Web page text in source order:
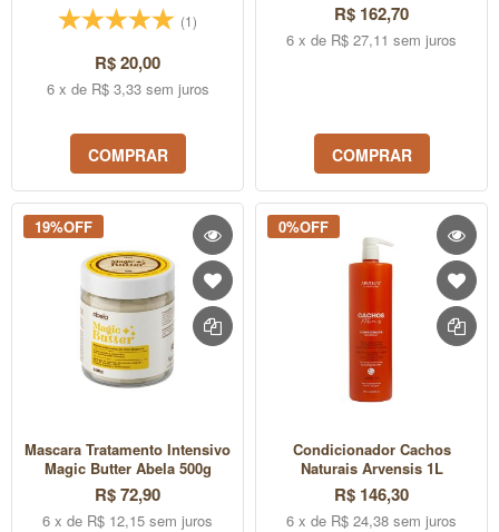
(1)
R$ 20,00
6 x de R$ 3,33 sem juros
COMPRAR
R$ 162,70
6 x de R$ 27,11 sem juros
COMPRAR
19%OFF
Mascara Tratamento Intensivo
Magic Butter Abela 500g
R$ 72,90
6 x de R$ 12,15 sem juros
0%OFF
Condicionador Cachos
Naturais Arvensis 1L
R$ 146,30
6 x de R$ 24,38 sem juros